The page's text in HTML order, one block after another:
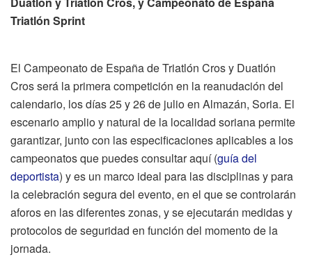
Triatlón Sprint
El Campeonato de España de Triatlón Cros y Duatlón
Cros será la primera competición en la reanudación del
calendario, los días 25 y 26 de julio en Almazán, Soria. El
escenario amplio y natural de la localidad soriana permite
garantizar, junto con las especificaciones aplicables a los
campeonatos que puedes consultar aquí (guía del
deportista) y es un marco ideal para las disciplinas y para
la celebración segura del evento, en el que se controlarán
aforos en las diferentes zonas, y se ejecutarán medidas y
protocolos de seguridad en función del momento de la
jornada.